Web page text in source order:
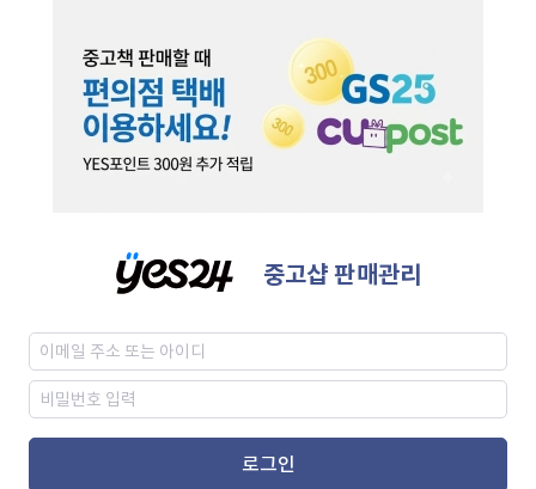
중고샵 판매관리
로그인